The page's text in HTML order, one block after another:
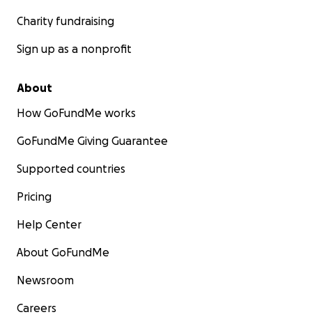
Charity fundraising
Sign up as a nonprofit
About
How GoFundMe works
GoFundMe Giving Guarantee
Supported countries
Pricing
Help Center
About GoFundMe
Newsroom
Careers